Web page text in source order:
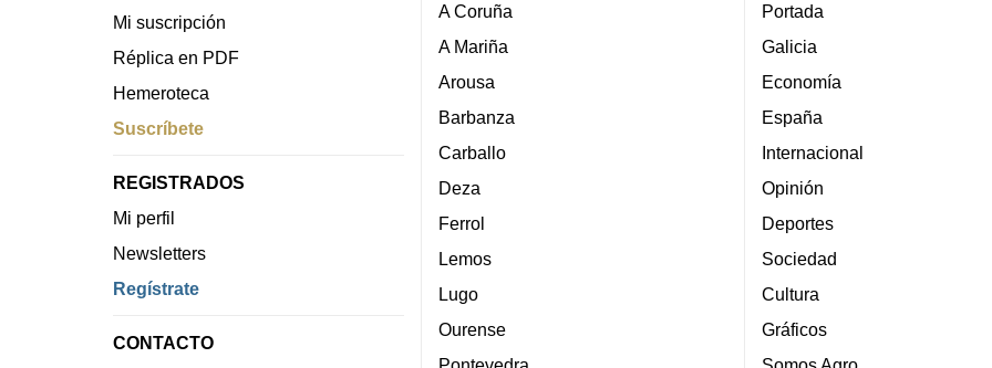
Mi suscripción
Réplica en PDF
Hemeroteca
Suscríbete
REGISTRADOS
Mi perfil
Newsletters
Regístrate
CONTACTO
A Coruña
A Mariña
Arousa
Barbanza
Carballo
Deza
Ferrol
Lemos
Lugo
Ourense
Portada
Galicia
Economía
España
Internacional
Opinión
Deportes
Sociedad
Cultura
Gráficos